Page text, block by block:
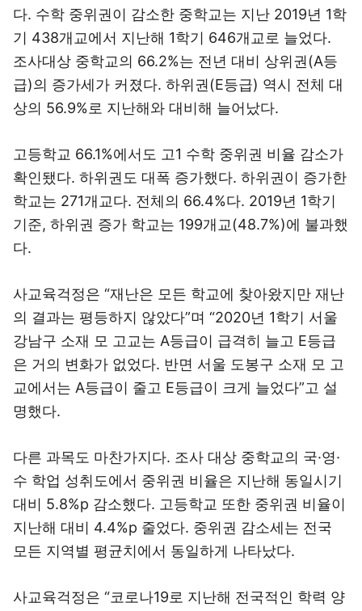
다. 수학 중위권이 감소한 중학교는 지난 2019년 1학
기 438개교에서 지난해 1학기 646개교로 늘었다.
조사대상 중학교의 66.2%는 전년 대비 상위권(A등
급)의 증가세가 커졌다. 하위권(E등급) 역시 전체 대
상의 56.9%로 지난해와 대비해 늘어났다.
고등학교 66.1%에서도 고1 수학 중위권 비율 감소가
확인됐다. 하위권도 대폭 증가했다. 하위권이 증가한
학교는 271개교다. 전체의 66.4%다. 2019년 1학기
기준, 하위권 증가 학교는 199개교(48.7%)에 불과했
다.
사교육걱정은 “재난은 모든 학교에 찾아왔지만 재난
의 결과는 평등하지 않았다”며 “2020년 1학기 서울
강남구 소재 모 고교는 A등급이 급격히 늘고 E등급
은 거의 변화가 없었다. 반면 서울 도봉구 소재 모 고
교에서는 A등급이 줄고 E등급이 크게 늘었다”고 설
명했다.
다른 과목도 마찬가지다. 조사 대상 중학교의 국·영·
수 학업 성취도에서 중위권 비율은 지난해 동일시기
대비 5.8%p 감소했다. 고등학교 또한 중위권 비율이
지난해 대비 4.4%p 줄었다. 중위권 감소세는 전국
모든 지역별 평균치에서 동일하게 나타났다.
사교육걱정은 “코로나19로 지난해 전국적인 학력 양